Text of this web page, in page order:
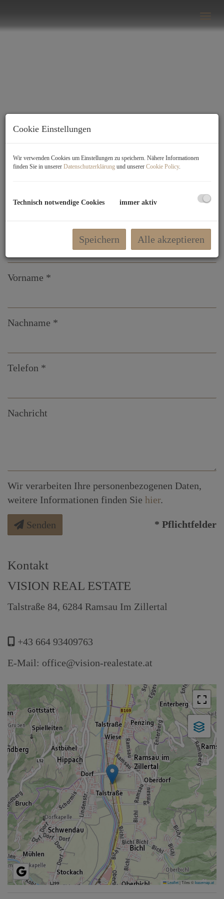
Kontakt zu VISION Real Estate
Ihr nächstes Zuhause oder Ihre perfekte Investition
Kontaktformular, und wir begleiten Sie persönlich
Vorname
Nachname
Telefon
Nachricht
Wir verarbeiten Ihre personenbezogenen Daten,
weitere Informationen finden Sie hier.
Senden * Pflichtfelder
Kontakt
VISION REAL ESTATE
Talstraße 84, 6284 Ramsau Im Zillertal
+43 664 93409763
E-Mail: office@vision-realestate.at
Leaflet| Tiles ©basemap.at
Cookie Einstellungen
Wir verwenden Cookies um Einstellungen zu speichern. Nähere Informationen
finden Sie in unserer Datenschutzerklärung und unserer Cookie Policy.
Technisch notwendige Cookies immer aktiv
Speichern Alle akzeptieren